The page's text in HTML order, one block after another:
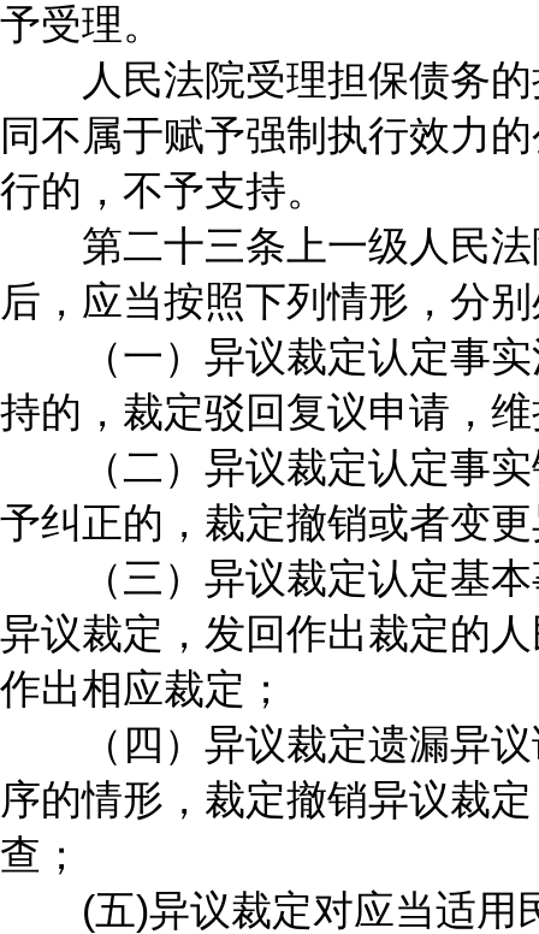
予受理。
人民法院受理担保债务的
同不属于赋予强制执行效力
行的，不予支持。
第二十三条上一级人民法
后，应当按照下列情形，分
（一）异议裁定认定事实
持的，裁定驳回复议申请，
（二）异议裁定认定事实
予纠正的，裁定撤销或者变
（三）异议裁定认定基本
异议裁定，发回作出裁定的
作出相应裁定；
（四）异议裁定遗漏异议
序的情形，裁定撤销异议裁
查；
(五)异议裁定对应当适用